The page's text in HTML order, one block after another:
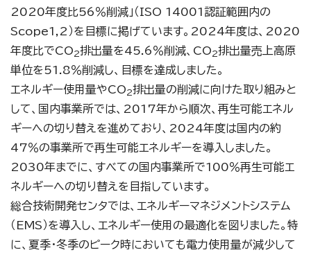
2020年度比56％削減」（ISO 14001認証範囲内の
Scope1,2）を目標に掲げています。2024年度は、2020
年度比でCO2排出量を45.6％削減、CO2排出量売上高原
単位を51.8％削減し、目標を達成しました。
エネルギー使用量やCO2排出量の削減に向けた取り組みと
して、国内事業所では、2017年から順次、再生可能エネル
ギーへの切り替えを進めており、2024年度は国内の約
47％の事業所で再生可能エネルギーを導入しました。
2030年までに、すべての国内事業所で100％再生可能エ
ネルギーへの切り替えを目指しています。
総合技術開発センタでは、エネルギーマネジメントシステム
（EMS）を導入し、エネルギー使用の最適化を図りました。特
に、夏季・冬季のピーク時においても電力使用量が減少して